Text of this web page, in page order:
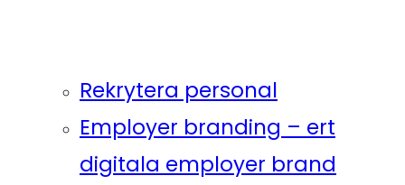
Rekrytera personal
Employer branding – ert
digitala employer brand